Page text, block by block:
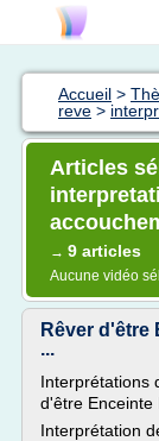
Accueil >
reve >
Articles
→ 9 articles
Aucune vidéo
Rêver d'être
...
Interprétations
d'être Enceinte
Interprétation